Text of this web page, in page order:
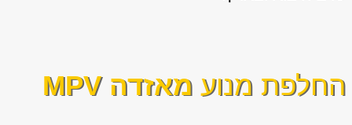
החלפת מנוע מאזדה MPV